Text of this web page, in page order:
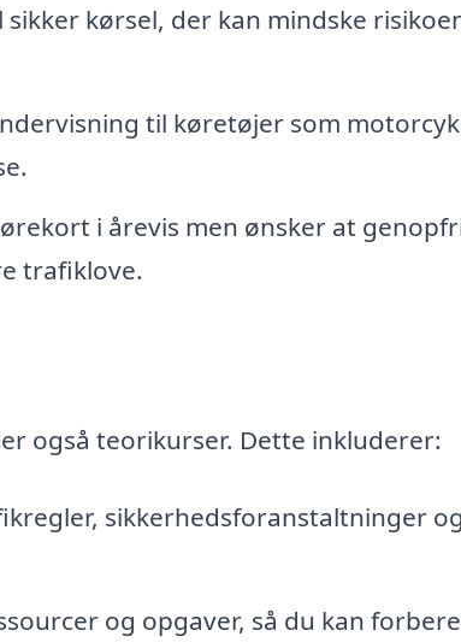
kørsel, der kan mindske
til køretøjer som
i årevis men ønsker at
trafiklove.
også teorikurser. Dette inkluderer:
sikkerhedsforanstaltninger og
og opgaver, så du kan